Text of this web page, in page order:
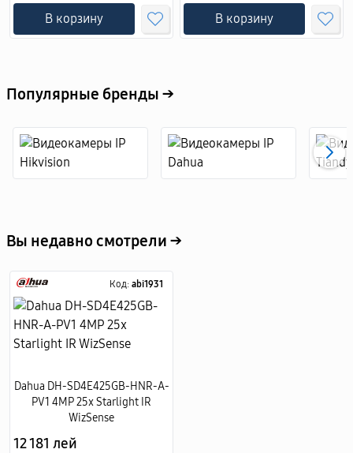
В корзину В корзину
Популярные бренды →
Вы недавно смотрели →
Код: abi1931
Dahua DH-SD4E425GB-HNR-A-
PV1 4MP 25x Starlight IR
WizSense
12 181 лей